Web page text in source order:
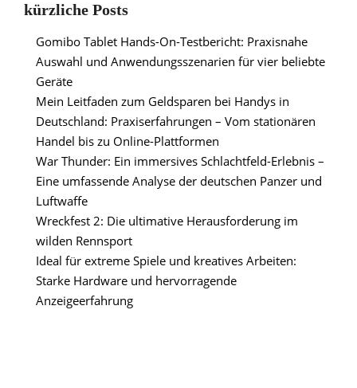
kürzliche Posts
Gomibo Tablet Hands-On-Testbericht: Praxisnahe
Auswahl und Anwendungsszenarien für vier beliebte
Geräte
Mein Leitfaden zum Geldsparen bei Handys in
Deutschland: Praxiserfahrungen – Vom stationären
Handel bis zu Online-Plattformen
War Thunder: Ein immersives Schlachtfeld-Erlebnis –
Eine umfassende Analyse der deutschen Panzer und
Luftwaffe
Wreckfest 2: Die ultimative Herausforderung im
wilden Rennsport
Ideal für extreme Spiele und kreatives Arbeiten:
Starke Hardware und hervorragende
Anzeigeerfahrung